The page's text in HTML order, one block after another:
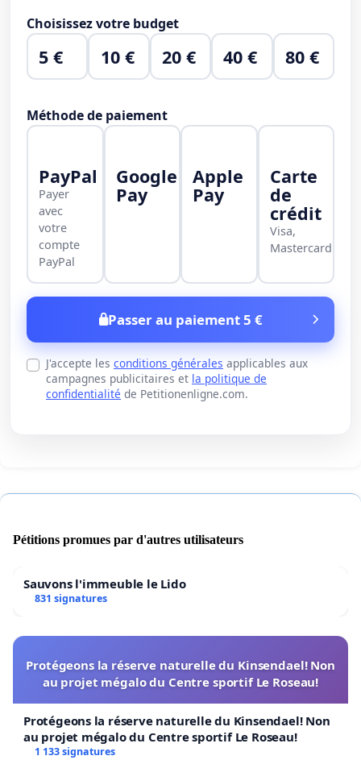
Choisissez votre budget
5 € 10 € 20 € 40 € 80 €
Méthode de paiement
PayPal
Payer
avec
votre
compte
PayPal
Google
Pay
Apple
Pay
Carte
de
crédit
Visa,
Mastercard
Passer au paiement 5 €
J'accepte les conditions générales applicables aux
campagnes publicitaires et la politique de
confidentialité de Petitionenligne.com.
Pétitions promues par d'autres utilisateurs
Sauvons l'immeuble le Lido
831 signatures
Protégeons la réserve naturelle du Kinsendael! Non
au projet mégalo du Centre sportif Le Roseau!
Protégeons la réserve naturelle du Kinsendael! Non
au projet mégalo du Centre sportif Le Roseau!
1 133 signatures